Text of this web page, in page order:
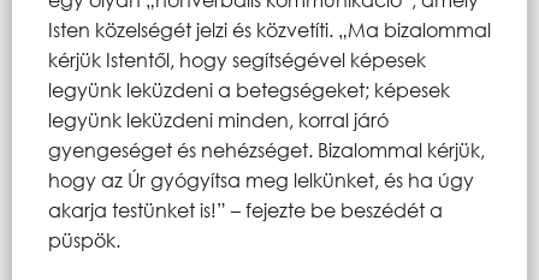
Isten közelségét jelzi és közvetíti. „Ma bizalommal
kérjük Istentől, hogy segítségével képesek
legyünk leküzdeni a betegségeket; képesek
legyünk leküzdeni minden, korral járó
gyengeséget és nehézséget. Bizalommal kérjük,
hogy az Úr gyógyítsa meg lelkünket, és ha úgy
akarja testünket is!” – fejezte be beszédét a
püspök.